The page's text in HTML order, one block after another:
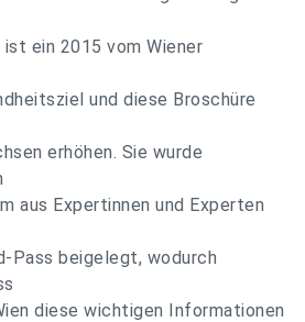
ist ein 2015 vom Wiener
und diese Broschüre
erhöhen. Sie wurde
aus Expertinnen und Experten
Pass beigelegt, wodurch
diese wichtigen Informationen